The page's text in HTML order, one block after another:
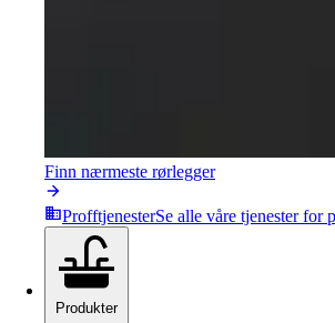
Finn nærmeste rørlegger
ProfftjenesterSe alle våre tjenester for
Produkter